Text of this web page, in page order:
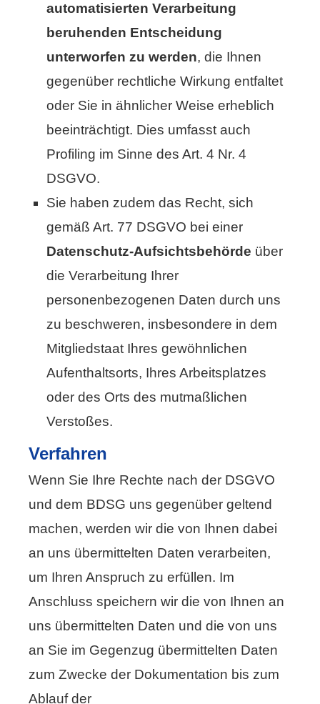
automatisierten Verarbeitung
beruhenden Entscheidung
unterworfen zu werden, die Ihnen
gegenüber rechtliche Wirkung entfaltet
oder Sie in ähnlicher Weise erheblich
beeinträchtigt. Dies umfasst auch
Profiling im Sinne des Art. 4 Nr. 4
DSGVO.
Sie haben zudem das Recht, sich
gemäß Art. 77 DSGVO bei einer
Datenschutz-Aufsichtsbehörde über
die Verarbeitung Ihrer
personenbezogenen Daten durch uns
zu beschweren, insbesondere in dem
Mitgliedstaat Ihres gewöhnlichen
Aufenthaltsorts, Ihres Arbeitsplatzes
oder des Orts des mutmaßlichen
Verstoßes.
Verfahren
Wenn Sie Ihre Rechte nach der DSGVO
und dem BDSG uns gegenüber geltend
machen, werden wir die von Ihnen dabei
an uns übermittelten Daten verarbeiten,
um Ihren Anspruch zu erfüllen. Im
Anschluss speichern wir die von Ihnen an
uns übermittelten Daten und die von uns
an Sie im Gegenzug übermittelten Daten
zum Zwecke der Dokumentation bis zum
Ablauf der